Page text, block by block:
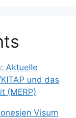
Aktuelle
und das
(MERP)
Visum